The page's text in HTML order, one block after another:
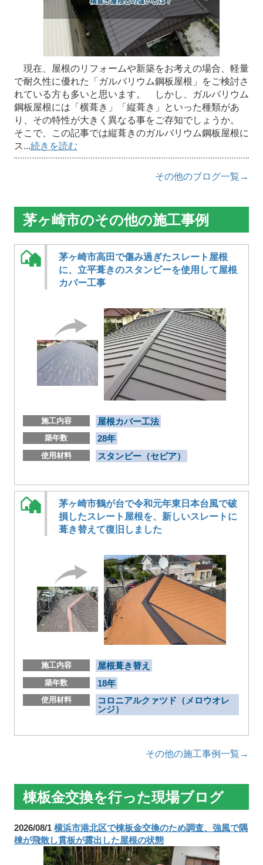
現在、屋根のリフォームや新築をお考えの場合、軽量
で耐久性に優れた「ガルバリウム鋼板屋根」をご検討さ
れている方も多いと思います。 しかし、ガルバリウム
鋼板屋根には「横葺き」「縦葺き」といった種類があ
り、その特性が大きく異なる事をご存知でしょうか。
そこで、この記事では縦葺きのガルバリウム鋼板屋根に
ス...続きを読む
その他のブログ一覧→
茅ヶ崎市のその他の施工事例
茅ヶ崎市高田で傷み過ぎたスレート屋根
に、立平葺きのスタンビーを使用して屋根
カバー工事
施工内容 屋根カバー工法
築年数 28年
使用材料 スタンビー（セピア）
茅ヶ崎市鶴が台で令和元年東日本台風で破
損したスレート屋根を、新しいスレートに
葺き替えて復旧しました
施工内容 屋根葺き替え
築年数 18年
使用材料
コロニアルクァツド（メロウオレ
ンジ）
その他の施工事例一覧→
棟板金交換を行った現場ブログ
2026/08/1 横浜市港北区で棟板金交換のため調査、強風で隅
棟が飛散し貫板が露出した屋根の状態